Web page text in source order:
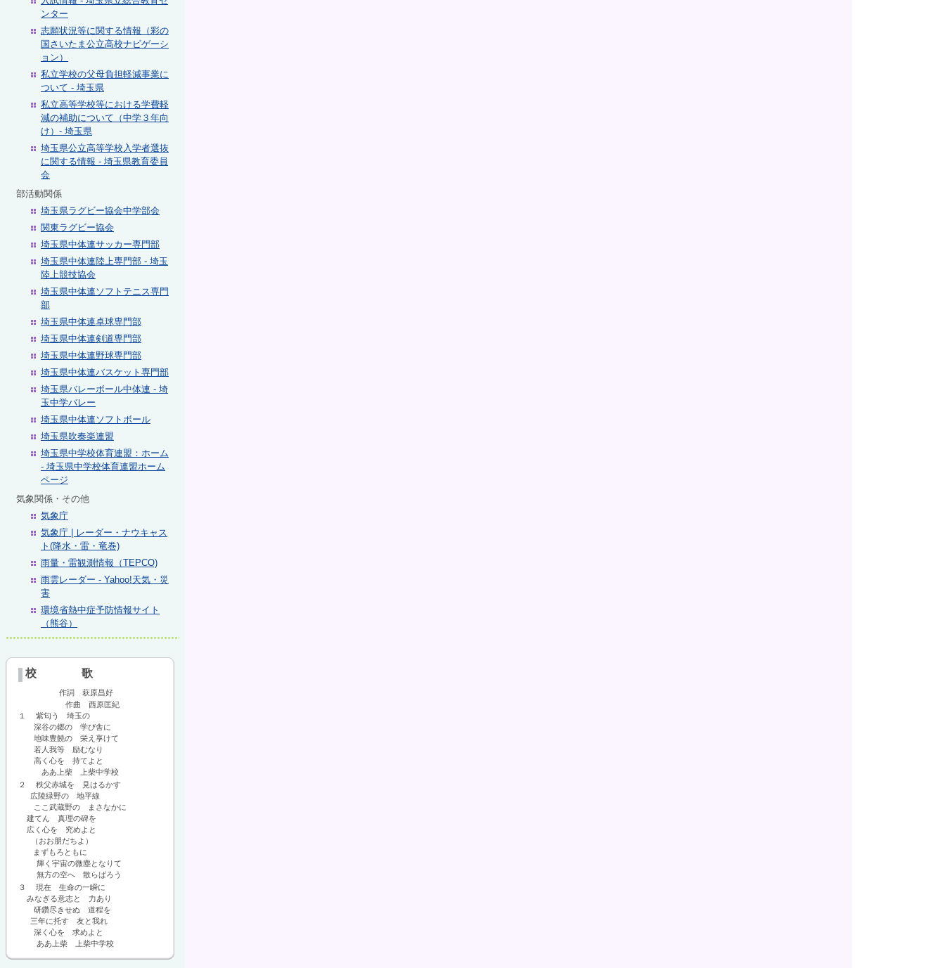
ンター
志願状況等に関する情報（彩の
国さいたま公立高校ナビゲーシ
ョン）
私立学校の父母負担軽減事業に
ついて - 埼玉県
私立高等学校等における学費軽
減の補助について（中学３年向
け）- 埼玉県
埼玉県公立高等学校入学者選抜
に関する情報 - 埼玉県教育委員
会
部活動関係
埼玉県ラグビー協会中学部会
関東ラグビー協会
埼玉県中体連サッカー専門部
埼玉県中体連陸上専門部 - 埼玉
陸上競技協会
埼玉県中体連ソフトテニス専門
部
埼玉県中体連卓球専門部
埼玉県中体連剣道専門部
埼玉県中体連野球専門部
埼玉県中体連バスケット専門部
埼玉県バレーボール中体連 - 埼
玉中学バレー
埼玉県中体連ソフトボール
埼玉県吹奏楽連盟
埼玉県中学校体育連盟：ホーム
- 埼玉県中学校体育連盟ホーム
ページ
気象関係・その他
気象庁
気象庁 | レーダー・ナウキャス
ト(降水・雷・竜巻)
雨量・雷観測情報（TEPCO)
雨雲レーダー - Yahoo!天気・災
害
環境省熱中症予防情報サイト
（熊谷）
校 歌
作詞 萩原昌好
作曲 西原匡紀
１ 紫匂う 埼玉の
深谷の郷の 学び舎に
地味豊饒の 栄え享けて
若人我等 励むなり
高く心を 持てよと
ああ上柴 上柴中学校
２ 秩父赤城を 見はるかす
広陵緑野の 地平線
ここ武蔵野の まさなかに
建てん 真理の碑を
広く心を 究めよと
（おお朋だちよ）
まずもろともに
輝く宇宙の微塵となりて
無方の空へ 散らばろう
３ 現在 生命の一瞬に
みなぎる意志と 力あり
研鑽尽きせぬ 道程を
三年に托す 友と我れ
深く心を 求めよと
ああ上柴 上柴中学校